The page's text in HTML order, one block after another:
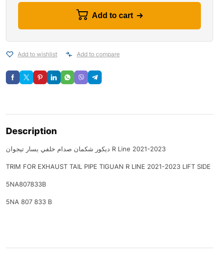
Add to cart
Add to wishlist Add to compare
Description
ديكور شكمان صدام خلفي يسار تيجوان R Line 2021-2023
TRIM FOR EXHAUST TAIL PIPE TIGUAN R LINE 2021-2023 LIFT SIDE
5NA807833B
5NA 807 833 B